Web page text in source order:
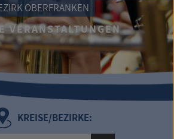
OBERFRANKEN
VERANSTALTUNGEN
KREISE/BEZIRKE: